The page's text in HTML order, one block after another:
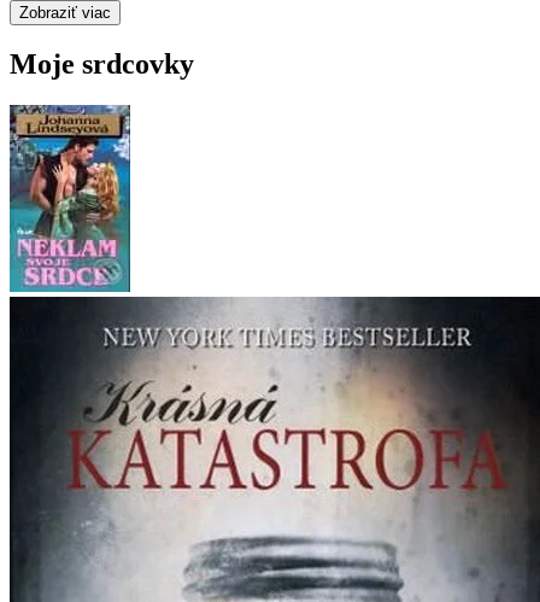
Zobraziť viac
Moje srdcovky